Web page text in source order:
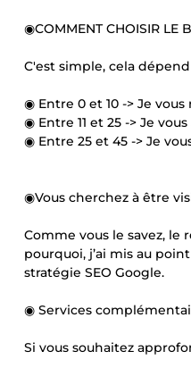
◉COMMENT CHOISIR LE
C'est simple, cela
◉ Entre 0 et 10 -> Je
◉ Entre 11 et 25 -> Je
◉ Entre 25 et 45 -> Je
◉Vous cherchez à être
Comme vous le savez,
pourquoi, j’ai mis au
stratégie SEO Google.
◉ Services
Si vous souhaitez